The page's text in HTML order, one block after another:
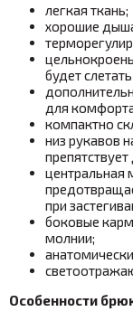
легкая ткань;
хорошие
будет
для
компактно
низ рукавов
центральная
при
боковые
молнии;
Особенности